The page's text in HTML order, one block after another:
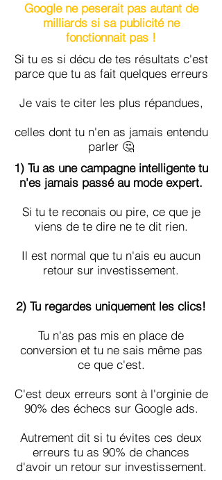
Google ne peserait pas autant de
milliards si sa publicité ne
fonctionnait pas !
Si tu es si décu de tes résultats c'est
parce que tu as fait quelques erreurs
Je vais te citer les plus répandues,
celles dont tu n'en as jamais entendu
parler 🤔
1) Tu as une campagne intelligente tu
n'es jamais passé au mode expert.
Si tu te reconais ou pire, ce que je
viens de te dire ne te dit rien.
Il est normal que tu n'ais eu aucun
retour sur investissement.
2) Tu regardes uniquement les clics!
Tu n'as pas mis en place de
conversion et tu ne sais même pas
ce que c'est.
C'est deux erreurs sont à l'orginie de
90% des échecs sur Google ads.
Autrement dit si tu évites ces deux
erreurs tu as 90% de chances
d'avoir un retour sur investissement.